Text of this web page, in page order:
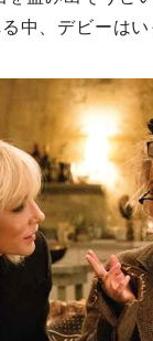
中、デビーは